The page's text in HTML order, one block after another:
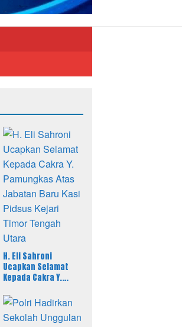
H. Eli Sahroni
Ucapkan Selamat
Kepada Cakra Y.
Jabatan Baru Kasi
Pidsus Kejari Timor
Tengah Utara